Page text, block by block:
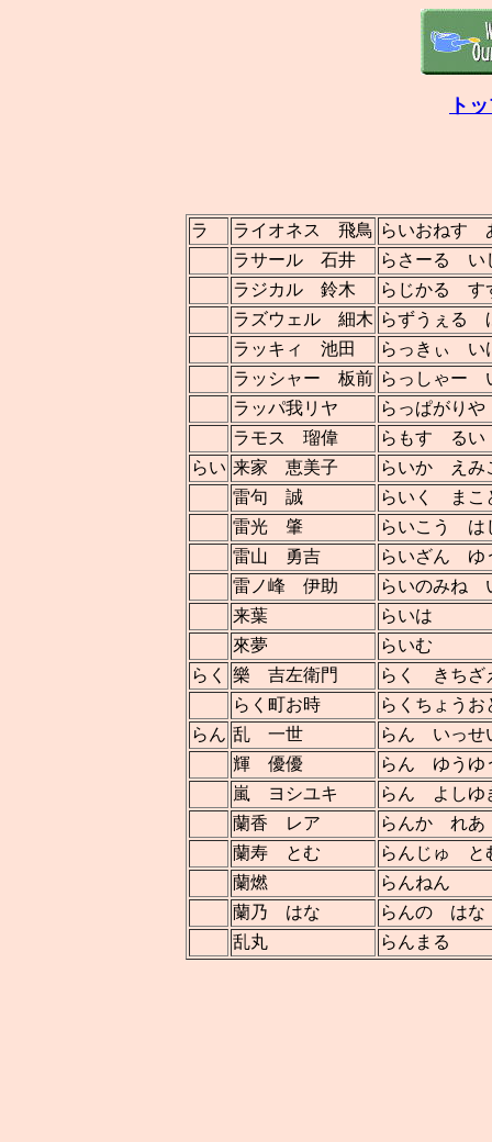
ト
ラ ライオネス 飛鳥 らいおねす
ラサール 石井
らさーる い
ラジカル 鈴木
らじかる す
ラズウェル 細木 らずうぇる
ラッキィ 池田
らっきぃ い
ラッシャー 板前 らっしゃー
ラッパ我リヤ
らっぱがりや
ラモス 瑠偉
らもす るい
らい 来家 恵美子
らいか えみ
雷句 誠
らいく まこ
雷光 肇
らいこう は
雷山 勇吉
らいざん ゆ
雷ノ峰 伊助
らいのみね
来葉
らいは
來夢
らいむ
らく
樂 吉左衛門
らく きちざ
らく町お時
らくちょうお
らん 乱 一世
らん いっせ
輝 優優
らん ゆうゆ
嵐 ヨシユキ
らん よしゆ
蘭香 レア
らんか れあ
蘭寿 とむ
らんじゅ と
蘭燃
らんねん
蘭乃 はな
らんの はな
乱丸
らんまる